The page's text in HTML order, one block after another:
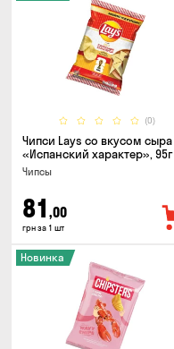
(0)
Чипси Lays со вкусом сыра
«Испанский характер», 95г
Чипсы
81 ,00
грн за 1 шт
Новинка